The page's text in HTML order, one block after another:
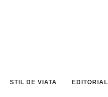
STIL DE VIATA EDITORIAL